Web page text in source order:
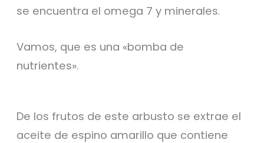
se encuentra el omega 7 y minerales.
Vamos, que es una «bomba de
nutrientes».
De los frutos de este arbusto se extrae el
aceite de espino amarillo que contiene